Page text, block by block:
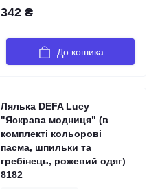
342 ₴
До кошика
Лялька DEFA Lucy
"Яскрава модниця" (в
комплекті кольорові
пасма, шпильки та
гребінець, рожевий одяг)
8182